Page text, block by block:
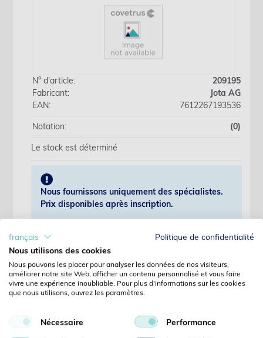
N° d'article:
209195
Fabricant:
Jota AG
EAN:
7612267193536
Notation:
(0)
Le stock est déterminé
Nous fournissons uniquement des spécialistes.
Prix disponibles après inscription.
S'identifier
Pas encore client?
Enregistrer
Mot de passe oublié?
Détails
français
Politique de confidentialité
Nous utilisons des cookies
Nous pouvons les placer pour analyser les données de nos visiteurs,
améliorer notre site Web, afficher un contenu personnalisé et vous faire
vivre une expérience inoubliable. Pour plus d'informations sur les cookies
que nous utilisons, ouvrez les paramètres.
Nécessaire Performance